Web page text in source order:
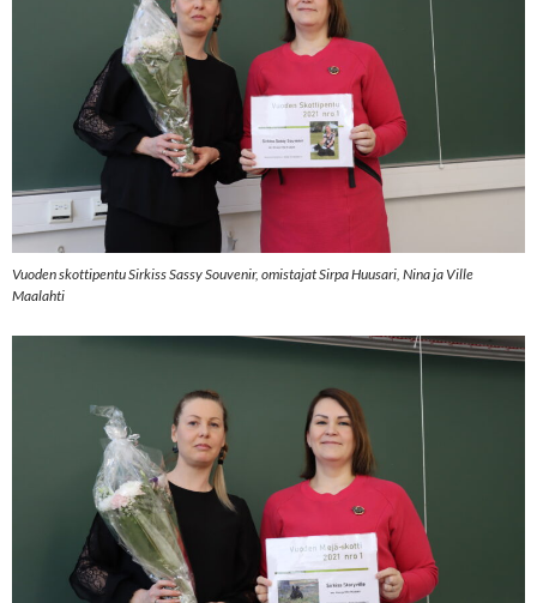
Vuoden skottipentuSirkiss Sassy Souvenir, omistajat Sirpa Huusari, Nina ja Ville
Maalahti